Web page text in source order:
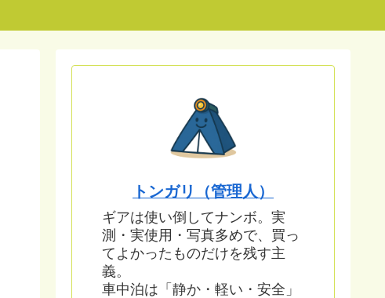
トンガリ（管理人）
ギアは使い倒してナンボ。実
測・実使用・写真多めで、買っ
てよかったものだけを残す主
義。
車中泊は「静か・軽い・安全」